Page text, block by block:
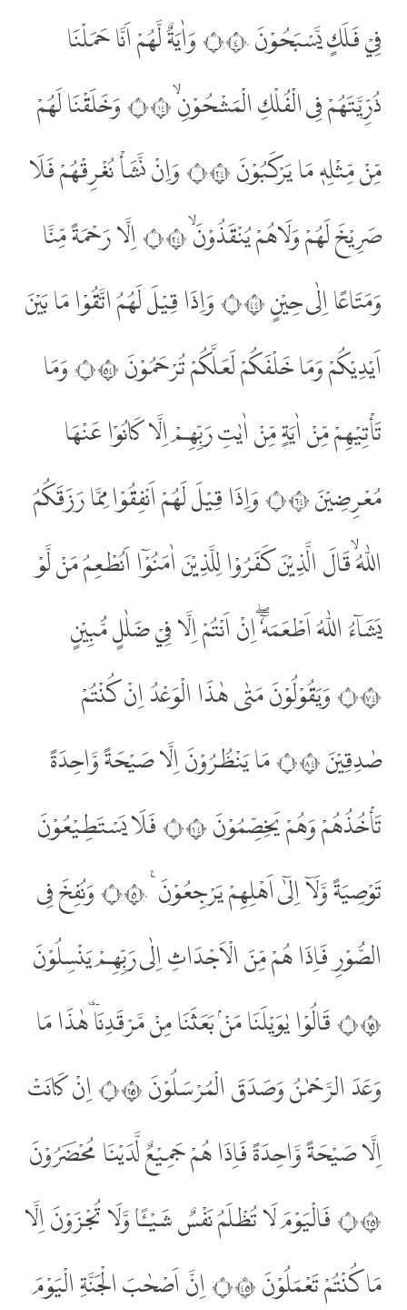
فِيْ فَلَكٍ يَّسْبَحُوْنَ ۝٤٠ وَاٰيَةٌ لَّهُمْ اَنَّا حَمَلْنَا
ذُرِّيَّتَهُمْ فِى الْفُلْكِ الْمَشْحُوْنِۙ ۝٤١ وَخَلَقْنَا لَهُمْ
مِّنْ مِّثْلِهٖ مَا يَرْكَبُوْنَ ۝٤٢ وَاِنْ نَّشَأْ نُغْرِقْهُمْ فَلَا
صَرِيْخَ لَهُمْ وَلَاهُمْ يُنْقَذُوْنَۙ ۝٤٣ اِلَّا رَحْمَةً مِّنَّا
وَمَتَاعًا اِلٰى حِيْنٍ ۝٤٤ وَاِذَا قِيْلَ لَهُمُ اتَّقُوْا مَا بَيْنَ
اَيْدِيْكُمْ وَمَا خَلْفَكُمْ لَعَلَّكُمْ تُرْحَمُوْنَ ۝٤٥ وَمَا
تَأْتِيْهِمْ مِّنْ اٰيَةٍ مِّنْ اٰيٰتِ رَبِّهِمْ اِلَّا كَانُوْا عَنْهَا
مُعْرِضِيْنَ ۝٤٦ وَاِذَا قِيْلَ لَهُمْ اَنْفِقُوْا مِمَّا رَزَقَكُمُ
اللّٰهُ ۙقَالَ الَّذِيْنَ كَفَرُوْا لِلَّذِيْنَ اٰمَنُوْٓا اَنُطْعِمُ مَنْ لَّوْ
يَشَاۤءُ اللّٰهُ اَطْعَمَهٗٓ ۖاِنْ اَنْتُمْ اِلَّا فِيْ ضَلٰلٍ مُّبِيْنٍ
۝٤٧ وَيَقُوْلُوْنَ مَتٰى هٰذَا الْوَعْدُ اِنْ كُنْتُمْ
صٰدِقِيْنَ ۝٤٨ مَا يَنْظُرُوْنَ اِلَّا صَيْحَةً وَّاحِدَةً
تَأْخُذُهُمْ وَهُمْ يَخِصِّمُوْنَ ۝٤٩ فَلَا يَسْتَطِيْعُوْنَ
تَوْصِيَةً وَّلَآ اِلٰٓى اَهْلِهِمْ يَرْجِعُوْنَ ࣖ ۝٥٠ وَنُفِخَ فِى
الصُّوْرِ فَاِذَا هُمْ مِّنَ الْاَجْدَاثِ اِلٰى رَبِّهِمْ يَنْسِلُوْنَ
۝٥١ قَالُوْا يٰوَيْلَنَا مَنْۢ بَعَثَنَا مِنْ مَّرْقَدِنَا ۜهٰذَا مَا
وَعَدَ الرَّحْمٰنُ وَصَدَقَ الْمُرْسَلُوْنَ ۝٥٢ اِنْ كَانَتْ
اِلَّا صَيْحَةً وَّاحِدَةً فَاِذَا هُمْ جَمِيْعٌ لَّدَيْنَا مُحْضَرُوْنَ
۝٥٣ فَالْيَوْمَ لَا تُظْلَمُ نَفْسٌ شَيْـًٔا وَّلَا تُجْزَوْنَ اِلَّا
مَا كُنْتُمْ تَعْمَلُوْنَ ۝٥٤ اِنَّ اَصْحٰبَ الْجَنَّةِ الْيَوْمَ